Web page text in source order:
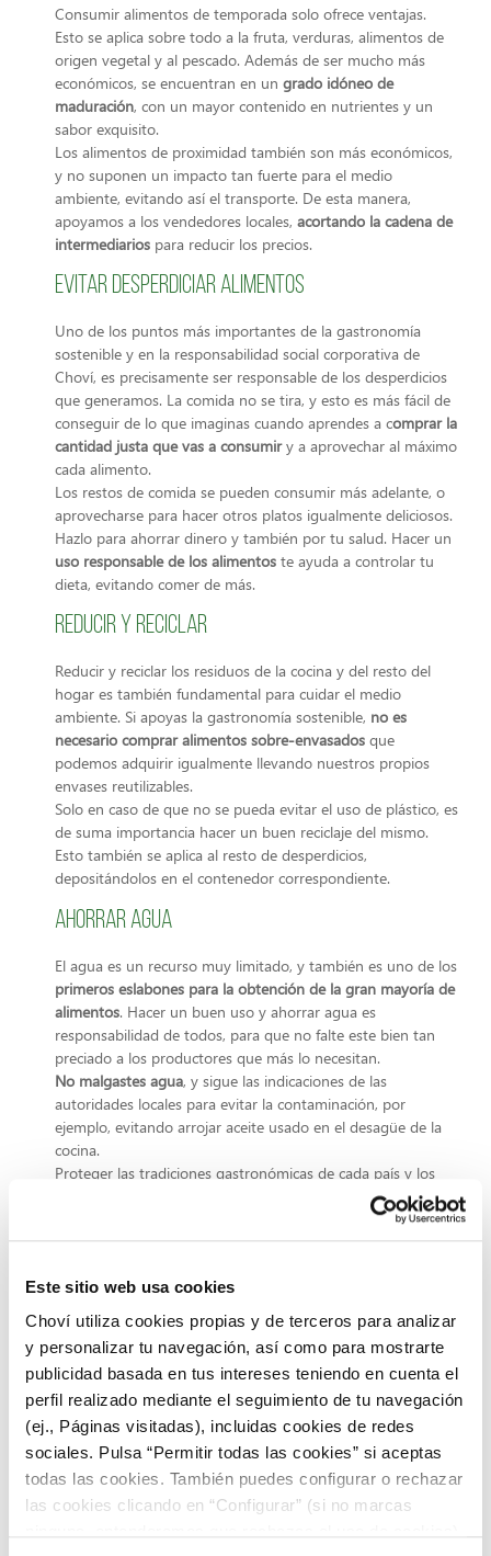
Este sitio web usa cookies
Choví utiliza cookies propias y de terceros para analizar
y personalizar tu navegación, así como para mostrarte
publicidad basada en tus intereses teniendo en cuenta el
perfil realizado mediante el seguimiento de tu navegación
(ej., Páginas visitadas), incluidas cookies de redes
sociales. Pulsa “Permitir todas las cookies” si aceptas
todas las cookies. También puedes configurar o rechazar
las cookies clicando en “Configurar” (si no marcas
Consumir alimentos de temporada solo ofrece ventajas.
Esto se aplica sobre todo a la fruta, verduras, alimentos de
origen vegetal y al pescado. Además de ser mucho más
económicos, se encuentran en un grado idóneo de
maduración, con un mayor contenido en nutrientes y un
sabor exquisito.
Los alimentos de proximidad también son más económicos,
y no suponen un impacto tan fuerte para el medio
ambiente, evitando así el transporte. De esta manera,
apoyamos a los vendedores locales, acortando la cadena de
intermediarios para reducir los precios.
Evitar desperdiciar alimentos
Uno de los puntos más importantes de la gastronomía
sostenible y en la responsabilidad social corporativa de
Choví, es precisamente ser responsable de los desperdicios
que generamos. La comida no se tira, y esto es más fácil de
conseguir de lo que imaginas cuando aprendes a comprar la
cantidad justa que vas a consumiry a aprovechar al máximo
cada alimento.
Los restos de comida se pueden consumir más adelante, o
aprovecharse para hacer otros platos igualmente deliciosos.
Hazlo para ahorrar dinero y también por tu salud. Hacer un
uso responsable de los alimentos te ayuda a controlar tu
dieta, evitando comer de más.
Reducir y reciclar
Reducir y reciclar los residuos de la cocina y del resto del
hogar es también fundamental para cuidar el medio
ambiente. Si apoyas la gastronomía sostenible, no es
necesario comprar alimentos sobre-envasados que
podemos adquirir igualmente llevando nuestros propios
envases reutilizables.
Solo en caso de que no se pueda evitar el uso de plástico, es
de suma importancia hacer un buen reciclaje del mismo.
Esto también se aplica al resto de desperdicios,
depositándolos en el contenedor correspondiente.
Ahorrar agua
El agua es un recurso muy limitado, y también es uno de los
primeros eslabones para la obtención de la gran mayoría de
alimentos. Hacer un buen uso y ahorrar agua es
responsabilidad de todos, para que no falte este bien tan
preciado a los productores que más lo necesitan.
No malgastes agua, y sigue las indicaciones de las
autoridades locales para evitar la contaminación, por
ejemplo, evitando arrojar aceite usado en el desagüe de la
cocina.
Proteger las tradiciones gastronómicas de cada país y los
responsabilidad de sus habitantes. El
nuevo enfoque que nos da el concepto de gastronomía
sostenible nos devuelve a nuestras raíces, devolviéndole el